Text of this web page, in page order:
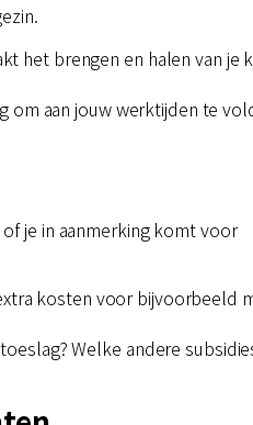
het brengen en halen van je
om aan jouw werktijden te
je in aanmerking komt voor
kosten voor bijvoorbeeld
Welke andere